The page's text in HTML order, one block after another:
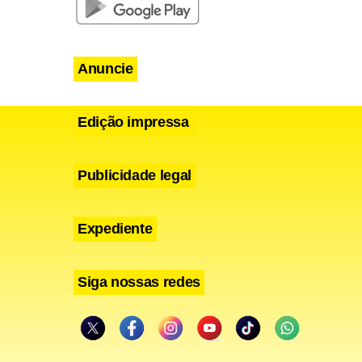
de
que
hipótese
Anuncie
Edição impressa
Publicidade legal
Expediente
Siga nossas redes